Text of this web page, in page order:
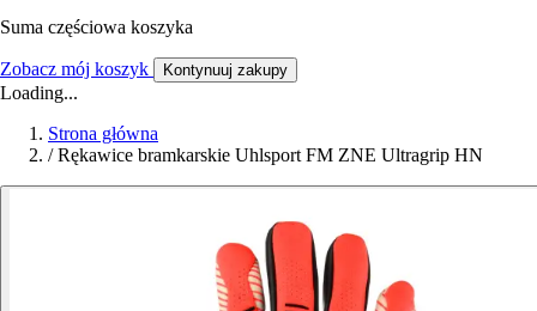
Suma częściowa koszyka
Zobacz mój koszyk Kontynuuj zakupy
Loading...
Strona główna
/ Rękawice bramkarskie Uhlsport FM ZNE Ultragrip HN